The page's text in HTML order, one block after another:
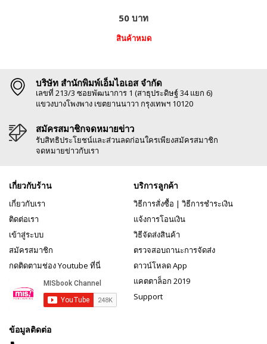
50 บาท
สินค้าหมด
บริษัท สำนักพิมพ์เอ็มไอเอส จำกัด
เลขที่ 213/3 ซอยพัฒนาการ 1 (สาธุประดิษฐ์ 34 แยก 6)
แขวงบางโพงพาง เขตยานนาวา กรุงเทพฯ 10120
สมัครสมาชิกจดหมายข่าว
รับสิทธิประโยชน์และส่วนลดก่อนใครเพียงสมัครสมาชิก
จดหมายข่าวกับเรา
เกี่ยวกับร้าน
เกี่ยวกับเรา
ติดต่อเรา
เข้าสู่ระบบ
สมัครสมาชิก
กดติดตามช่อง Youtube ที่นี่
บริการลูกค้า
วิธีการสั่งซื้อ | วิธีการชำระเงิน
แจ้งการโอนเงิน
วิธีจัดส่งสินค้า
ตรวจสอบถานะการจัดส่ง
ดาวน์โหลด App
แคตตาล็อก 2019
Support
ข้อมูลติดต่อ